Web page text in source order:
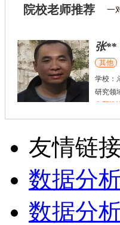
院校老师推荐 一
张**
其他
学校：
研究领
立即咨询
杜**
其他
学校：
立即咨
友情链接
数据分
数据分